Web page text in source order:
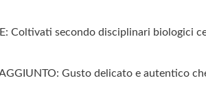
Coltivati secondo disciplinari
Gusto delicato e autentico